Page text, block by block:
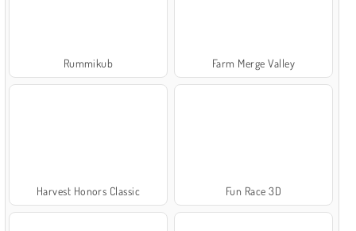
Rummikub Farm Merge Valley
Harvest Honors Classic Fun Race 3D